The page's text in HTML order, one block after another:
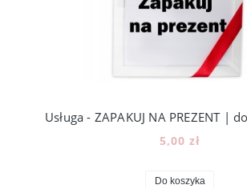
5,00 zł
Do koszyka